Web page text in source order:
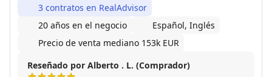
3 contratos en RealAdvisor
20 años en el negocio
Español, Inglés
Precio de venta mediano 153k EUR
Reseñado por Alberto . L. (Comprador)